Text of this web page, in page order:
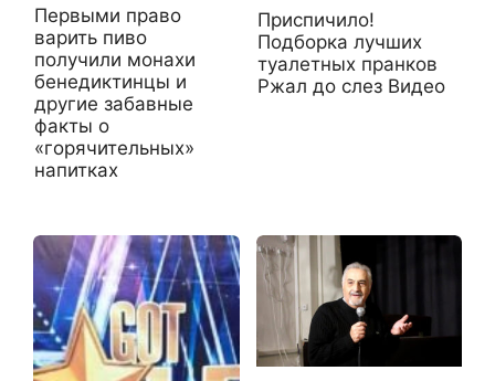
Первыми право
варить пиво
получили монахи
бенедиктинцы и
другие забавные
факты о
«горячительных»
напитках
Приспичило!
Подборка лучших
туалетных пранков
Ржал до слез Видео